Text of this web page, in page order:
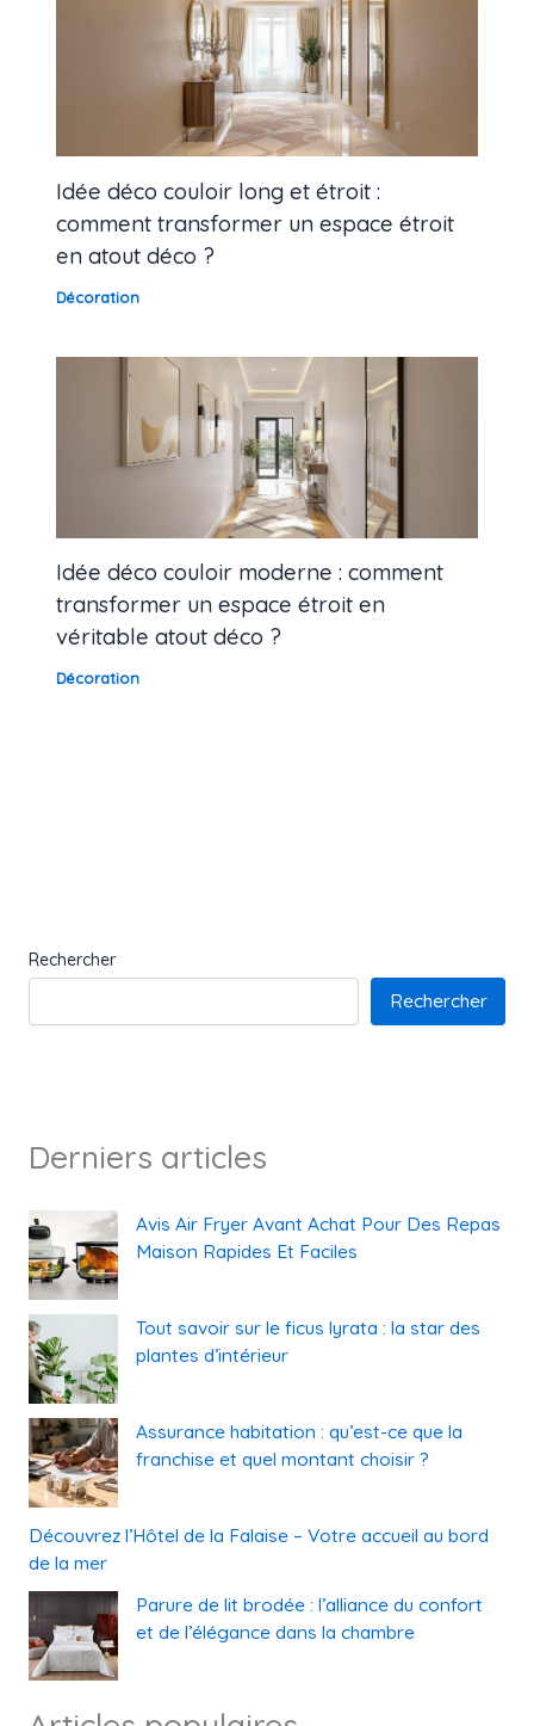
Idée déco couloir long et étroit :
comment transformer un espace étroit
en atout déco ?
Décoration
Idée déco couloir moderne : comment
transformer un espace étroit en
véritable atout déco ?
Décoration
Rechercher
Rechercher
Derniers articles
Avis Air Fryer Avant Achat Pour Des Repas
Maison Rapides Et Faciles
Tout savoir sur le ficus lyrata : la star des
plantes d’intérieur
Assurance habitation : qu’est-ce que la
franchise et quel montant choisir ?
Découvrez l’Hôtel de la Falaise – Votre accueil au bord
de la mer
Parure de lit brodée : l’alliance du confort
et de l’élégance dans la chambre